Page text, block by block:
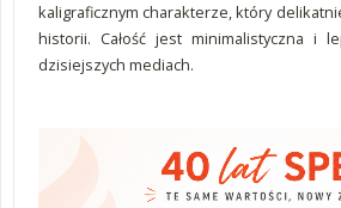
kaligraficznym charakterze, który
historii. Całość jest minimalistyczna i
dzisiejszych mediach.